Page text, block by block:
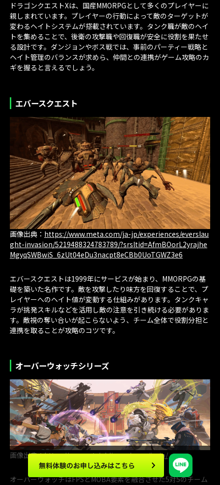
ドラゴンクエストXは、国産MMORPGとして多くのプレイヤーに
親しまれています。プレイヤーの行動によって敵のターゲットが
変わるヘイトシステムが搭載されています。タンク職が敵のヘイ
トを集めることで、後衛の攻撃職や回復職が安全に役割を果たせ
る設計です。ダンジョンやボス戦では、事前のパーティー戦略と
ヘイト管理のバランスが求めら、仲間との連携がゲーム攻略のカ
ギを握ると言えるでしょう。
エバースクエスト
画像出典： https://www.meta.com/ja-jp/experiences/everslau
ght-invasion/5219488324783789/?srsltid=AfmBOorL2yrajhe
MgyqSWBwiS_6zUt04eDu3nacpt8eCBb0UoTGWZ3e6
エバースクエストは1999年にサービスが始まり、MMORPGの基
礎を築いた名作です。敵を攻撃したり味方を回復することで、プ
レイヤーへのヘイト値が変動する仕組みがあります。タンクキャ
ラが挑発スキルなどを活用し敵の注意を引き続ける必要がありま
す。敵視の奪い合いが起こらないよう、チーム全体で役割分担と
連携を取ることが攻略のコツです。
オーバーウォッチシリーズ
画像出典：https://overwatch.blizzard.com/ja-jp/
オーバーウォッチはFPSとMOBA要素を融合させた5対5のチーム